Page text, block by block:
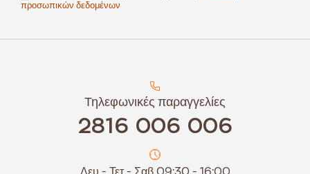
προσωπικών δεδομένων
Τηλεφωνικές παραγγελίες
2816 006 006